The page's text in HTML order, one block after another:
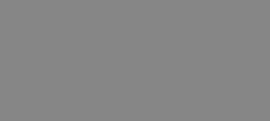
for Youtube-